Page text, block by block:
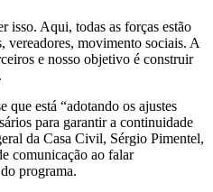
isso. Aqui, todas as forças estão
vereadores, movimento sociais. A
e nosso objetivo é construir
que está “adotando os ajustes
para garantir a continuidade
da Casa Civil, Sérgio Pimentel,
comunicação ao falar
programa.